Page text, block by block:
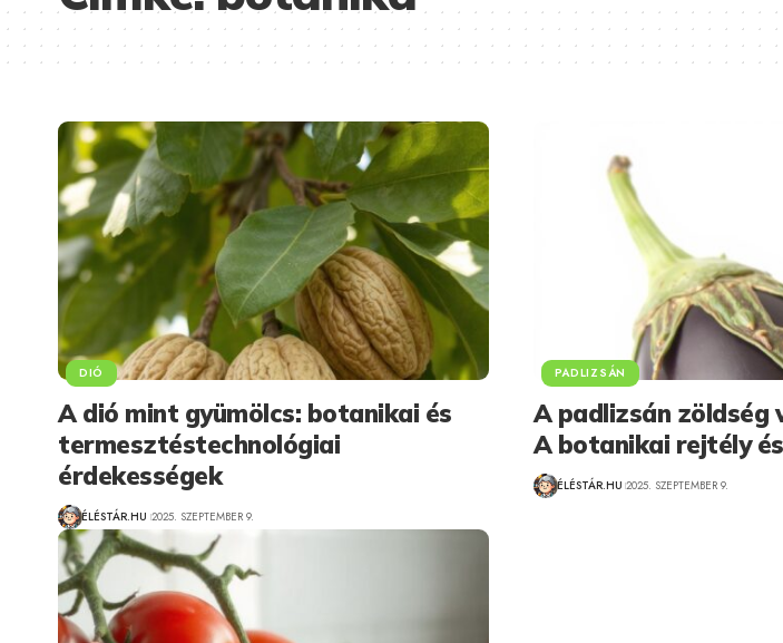
DIÓ
A dió mint gyümölcs: botanikai és
termesztéstechnológiai
érdekességek
ÉLÉSTÁR.HU 2025. SZEPTEMBER 9.
PADLIZSÁN
A padlizsán zöldség
A botanikai rejtély
ÉLÉSTÁR.HU 2025. SZEPTEMBER 9.